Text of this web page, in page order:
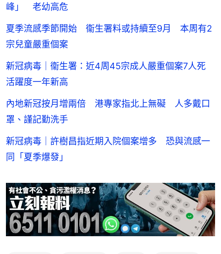
峰」 老幼高危
夏季流感季節開始 衞生署料或持續至9月 本周有2
宗兒童嚴重個案
新冠病毒｜衞生署：近4周45宗成人嚴重個案7人死
活躍度一年新高
內地新冠按月增兩倍 港專家指北上無礙 人多戴口
罩、謹記勤洗手
新冠病毒｜許樹昌指近期入院個案增多 恐與流感一
同「夏季爆發」